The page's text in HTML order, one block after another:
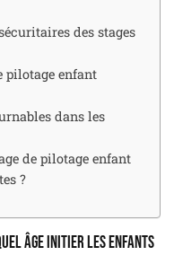
des stages
pilotage enfant
dans les
de pilotage enfant
?
âge initier les enfants